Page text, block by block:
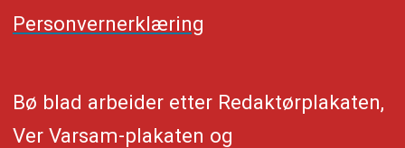
Personvernerklæring
Bø blad arbeider etter Redaktørplakaten,
Ver Varsam-plakaten og